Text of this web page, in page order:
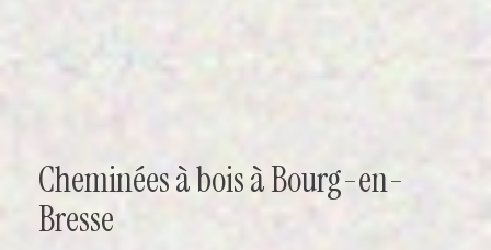
Cheminées à bois à Bourg-en-
Bresse